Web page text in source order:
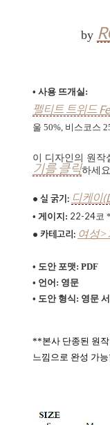
by
• 사용 뜨개실:
펠티트 트위드
울 50%, 비스코스
이 디자인의 원작
기를 클릭하세
• 실 굵기: 디케이
• 게이지: 22-24코
• 카테고리: 여성>
• 도안 포맷: PDF
• 언어: 영문
• 도안 형식: 영문
**본사 단종된 원
느낌으로 완성 가